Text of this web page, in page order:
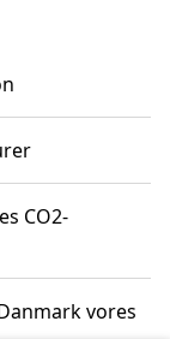
CO2-
vores